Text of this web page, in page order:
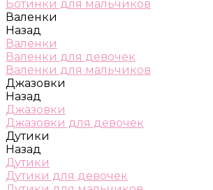
Ботинки для мальчиков
Валенки
Назад
Валенки
Валенки для девочек
Валенки для мальчиков
Джазовки
Назад
Джазовки
Джазовки для девочек
Дутики
Назад
Дутики
Дутики для девочек